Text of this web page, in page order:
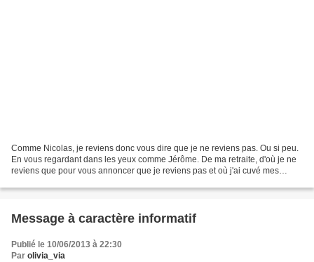
Comme Nicolas, je reviens donc vous dire que je ne reviens pas. Ou si peu.
En vous regardant dans les yeux comme Jérôme. De ma retraite, d'où je ne
reviens que pour vous annoncer que je reviens pas et où j'ai cuvé mes
Message à caractère informatif
Publié le 10/06/2013 à 22:30
Par olivia_via